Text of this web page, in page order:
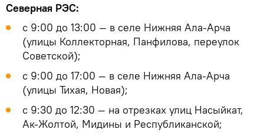
Северная РЭС:
с 9:00 до 13:00 — в селе Нижняя Ала-Арча
(улицы Коллекторная, Панфилова, переулок
Советской);
с 9:00 до 17:00 — в селе Нижняя Ала-Арча
(улицы Тихая, Новая);
с 9:30 до 12:30 — на отрезках улиц Насыйкат,
Ак-Жолтой, Мидины и Республиканской;